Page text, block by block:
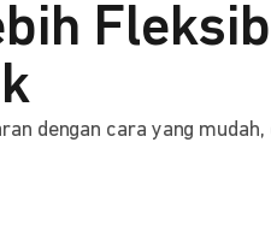
dengan cara yang mudah,